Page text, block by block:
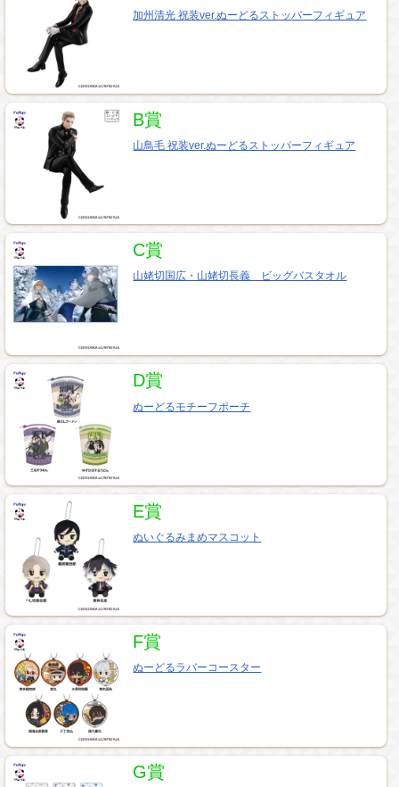
加州清光 祝装ver.ぬーどるストッパーフィギュア
B賞
山鳥毛 祝装ver.ぬーどるストッパーフィギュア
C賞
山姥切国広・山姥切長義 ビッグバスタオル
D賞
ぬーどるモチーフポーチ
E賞
ぬいぐるみまめマスコット
F賞
ぬーどるラバーコースター
G賞